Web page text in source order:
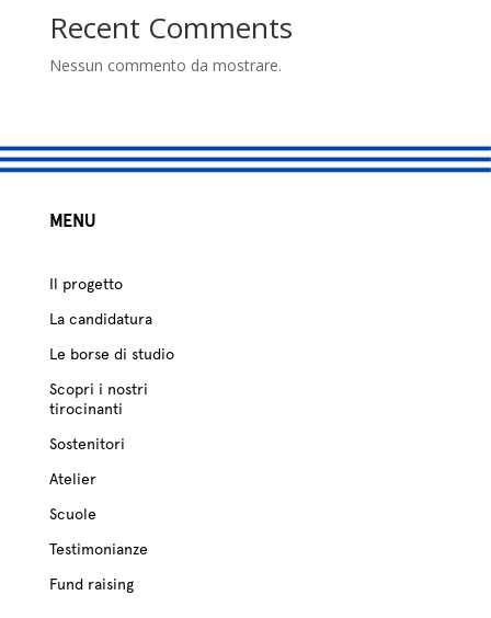
studio
Sostenitori
Scuole
Recent Comments
Nessun commento da mostrare.
MENU
Il progetto
La candidatura
Le borse di studio
Scopri i nostri
tirocinanti
Sostenitori
Atelier
Scuole
Testimonianze
Fund raising